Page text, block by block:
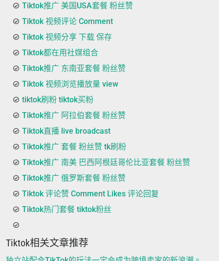
Tiktok推广 美国USA套餐 粉丝赞
Tiktok 视频评论 Comment
Tiktok 视频分享 下载 保存
Tiktok都在用社媒组合
Tiktok推广 东南亚套餐 粉丝赞
Tiktok 视频浏览播放量 view
tiktok刷粉 tiktok买粉
Tiktok推广 阿拉伯套餐 粉丝赞
Tiktok直播 live broadcast
Tiktok推广 套餐 粉丝赞 tk刷粉
Tiktok推广 南美 巴西阿根廷哥伦比亚套餐 粉丝赞
Tiktok推广 俄罗斯套餐 粉丝赞
Tiktok 评论赞 Comment Likes 评论回复
Tiktok热门套餐 tiktok粉丝
Tiktok相关文章推荐